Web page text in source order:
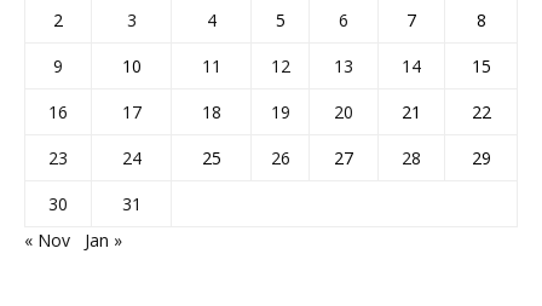
2
3 4 5 6 7
8
9
10 11 12 13 14
15
16
17 18 19 20 21
22
23
24 25 26 27 28
29
30
31
« Nov
Jan »